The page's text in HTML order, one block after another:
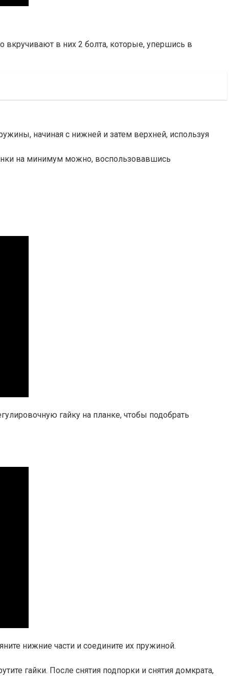
вкручивают в них 2 болта, которые, упершись в
начиная с нижней и затем верхней, используя
на минимум можно, воспользовавшись
гайку на планке, чтобы подобрать
нижние части и соедините их пружиной.
гайки. После снятия подпорки и снятия домкрата,